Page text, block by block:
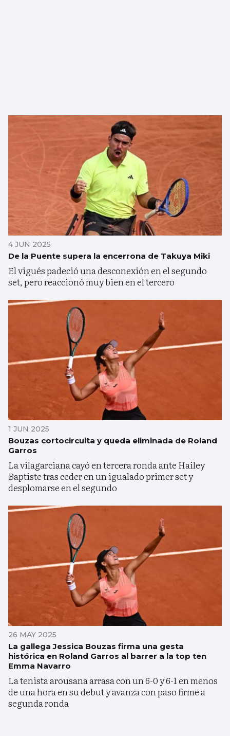
4 JUN 2025
De la Puente supera la encerrona de Takuya Miki
El vigués padeció una desconexión en el segundo
set, pero reaccionó muy bien en el tercero
1 JUN 2025
Bouzas cortocircuita y queda eliminada de Roland
Garros
La vilagarciana cayó en tercera ronda ante Hailey
Baptiste tras ceder en un igualado primer set y
desplomarse en el segundo
26 MAY 2025
La gallega Jessica Bouzas firma una gesta
histórica en Roland Garros al barrer a la top ten
Emma Navarro
La tenista arousana arrasa con un 6-0 y 6-1 en menos
de una hora en su debut y avanza con paso firme a
segunda ronda